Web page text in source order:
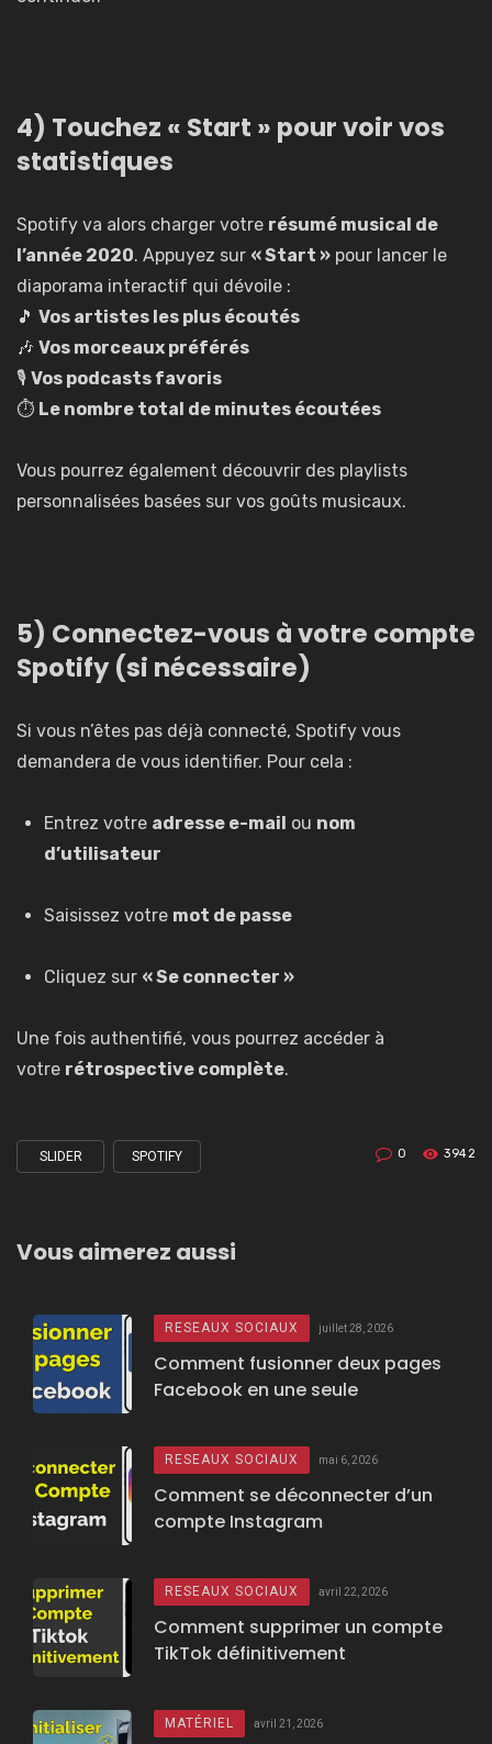
4) Touchez « Start » pour voir vos
statistiques
Spotify va alors charger votre résumé musical de
l’année 2020. Appuyez sur « Start » pour lancer le
diaporama interactif qui dévoile :
🎵 Vos artistes les plus écoutés
🎶 Vos morceaux préférés
🎙️ Vos podcasts favoris
⏱️ Le nombre total de minutes écoutées
Vous pourrez également découvrir des playlists
personnalisées basées sur vos goûts musicaux.
5) Connectez-vous à votre compte
Spotify (si nécessaire)
Si vous n’êtes pas déjà connecté, Spotify vous
demandera de vous identifier. Pour cela :
Entrez votre adresse e-mail ou nom
d’utilisateur
Saisissez votre mot de passe
Cliquez sur « Se connecter »
Une fois authentifié, vous pourrez accéder à
votre rétrospective complète.
Tagged
SLIDER SPOTIFY 0 3942
Vous aimerez aussi
RESEAUX SOCIAUX juillet 28, 2026
Comment fusionner deux pages
Facebook en une seule
RESEAUX SOCIAUX mai 6, 2026
Comment se déconnecter d’un
compte Instagram
RESEAUX SOCIAUX avril 22, 2026
Comment supprimer un compte
TikTok définitivement
MATÉRIEL avril 21, 2026